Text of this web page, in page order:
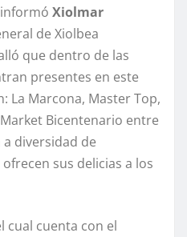
Xiolmar
de Xiolbea
que dentro de las
presentes en este
La Marcona, Master Top,
Bicentenario entre
diversidad de
sus delicias a los
cual cuenta con el